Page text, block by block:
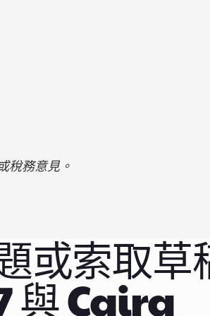
稅務意見。
或索取草
與 Caira